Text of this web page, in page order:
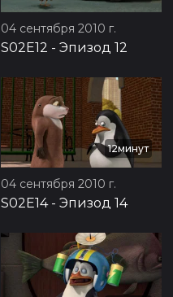
04 сентября 2010 г.
S02E12 - Эпизод 12
12минут
04 сентября 2010 г.
S02E14- Эпизод 14